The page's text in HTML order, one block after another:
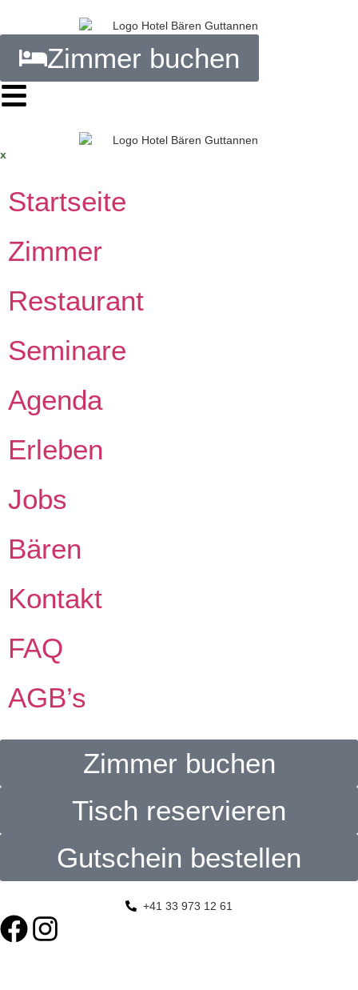
springen
Zimmer buchen
x
Startseite
Zimmer
Restaurant
Seminare
Agenda
Erleben
Jobs
Bären
Kontakt
FAQ
AGB’s
Zimmer buchen
Tisch reservieren
Gutschein bestellen
+41 33 973 12 61